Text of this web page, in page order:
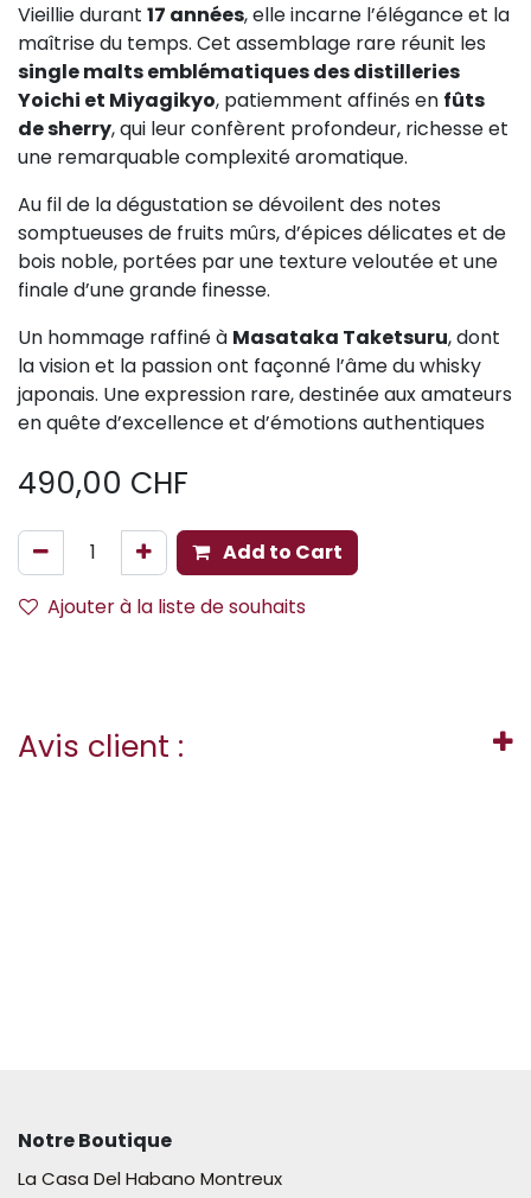
Vieillie durant 17 années, elle incarne l’élégance et la
maîtrise du temps. Cet assemblage rare réunit les
single malts emblématiques des distilleries
Yoichi et Miyagikyo, patiemment affinés en fûts
de sherry, qui leur confèrent profondeur, richesse et
une remarquable complexité aromatique.
Au fil de la dégustation se dévoilent des notes
somptueuses de fruits mûrs, d’épices délicates et de
bois noble, portées par une texture veloutée et une
finale d’une grande finesse.
Un hommage raffiné à Masataka Taketsuru, dont
la vision et la passion ont façonné l’âme du whisky
japonais. Une expression rare, destinée aux amateurs
en quête d’excellence et d’émotions authentiques
490,00 CHF
Add to Cart
Ajouter à la liste de souhaits
Avis client :
Notre Boutique
La Casa Del Habano Montreux